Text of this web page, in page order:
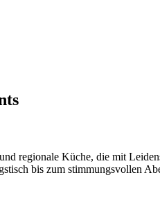
regionale Küche, die mit
bis zum stimmungsvollen